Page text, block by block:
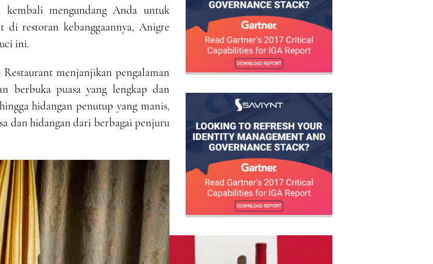
mengundang Anda untuk
di restoran kebanggaannya, Anigre
ini.
menjanjikan pengalaman
berbuka puasa yang lengkap dan
hidangan penutup yang manis,
dan hidangan dari berbagai penjuru